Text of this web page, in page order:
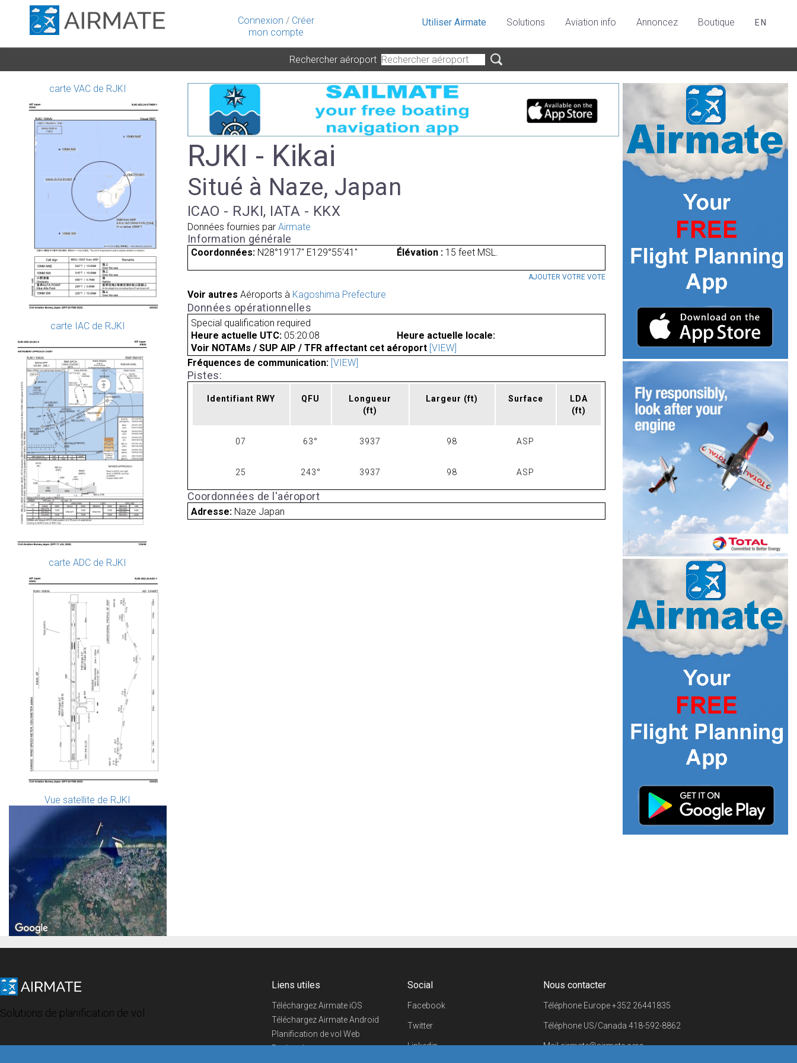
Connexion / Créer
mon compte
Utiliser Airmate Solutions Aviation info Annoncez Boutique EN
Rechercher aéroport
carte VAC de RJKI
carte IAC de RJKI
carte ADC de RJKI
Vue satellite de RJKI
RJKI - Kikai
Situé à Naze, Japan
ICAO - RJKI, IATA - KKX
Données fournies par Airmate
Information générale
Coordonnées: N28°19'17" E129°55'41" Élévation :15 feet MSL.
AJOUTER VOTRE VOTE
Voir autres Aéroports à Kagoshima Prefecture
Données opérationnelles
Special qualification required
Heure actuelle UTC: 05:20:08
Heure actuelle locale:
Voir NOTAMs / SUP AIP / TFR affectant cet aéroport [VIEW]
Fréquences de communication: [VIEW]
Pistes:
Identifiant RWY QFU
Longueur
(ft)
Largeur (ft) Surface
LDA
(ft)
07 63° 3937 98 ASP
25 243° 3937 98 ASP
Coordonnées de l'aéroport
Adresse: Naze Japan
Solutions de planification de vol
Liens utiles
Téléchargez Airmate iOS
Téléchargez Airmate Android
Planification de vol Web
Recherche
Social
Facebook
Twitter
Linkedin
Nous contacter
Téléphone Europe+352 26441835
Téléphone US/Canada 418-592-8862
Mailairmate@airmate.aero